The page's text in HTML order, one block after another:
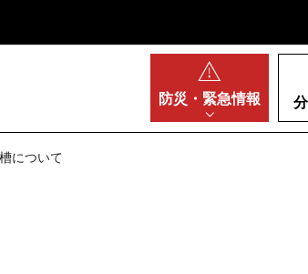
防災・ 緊急情報
について